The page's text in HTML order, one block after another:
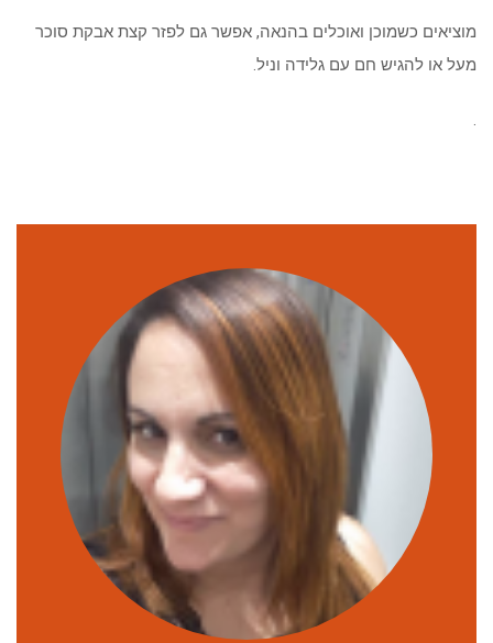
מוציאים כשמוכן ואוכלים בהנאה, אפשר גם לפזר קצת אבקת סוכר
מעל או להגיש חם עם גלידה וניל.
.